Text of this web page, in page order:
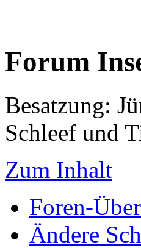
Forum
Besatzung:
Schleef und
Zum Inhalt
Foren-
Ändere